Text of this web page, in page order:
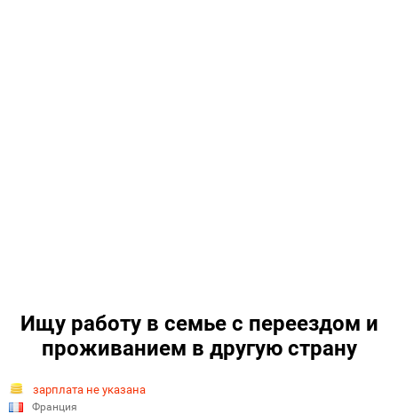
Ищу работу в семье с переездом и
проживанием в другую страну
зарплата не указана
Франция